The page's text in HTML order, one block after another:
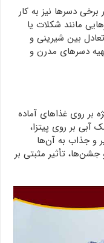
دسرها نیز به کار
مانند شکلات یا
بین شیرینی و
دسرهای مدرن و
بر روی غذاهای آماده
آبی بر روی پیتزا،
و جذاب به آن‌ها
تأثیر مثبتی بر